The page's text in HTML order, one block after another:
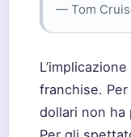
— Tom
franchise.
dollari non ha